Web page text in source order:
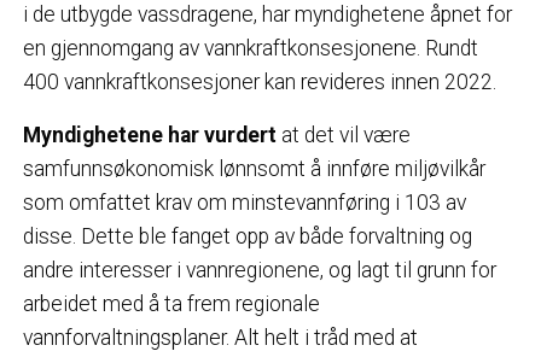
i de utbygde vassdragene, har myndighetene åpnet for
en gjennomgang av vannkraftkonsesjonene. Rundt
400 vannkraftkonsesjoner kan revideres innen 2022.
Myndighetene har vurdert at det vil være
samfunnsøkonomisk lønnsomt å innføre miljøvilkår
som omfattet krav om minstevannføring i 103 av
disse. Dette ble fanget opp av både forvaltning og
andre interesser i vannregionene, og lagt til grunn for
arbeidet med å ta frem regionale
vannforvaltningsplaner. Alt helt i tråd med at